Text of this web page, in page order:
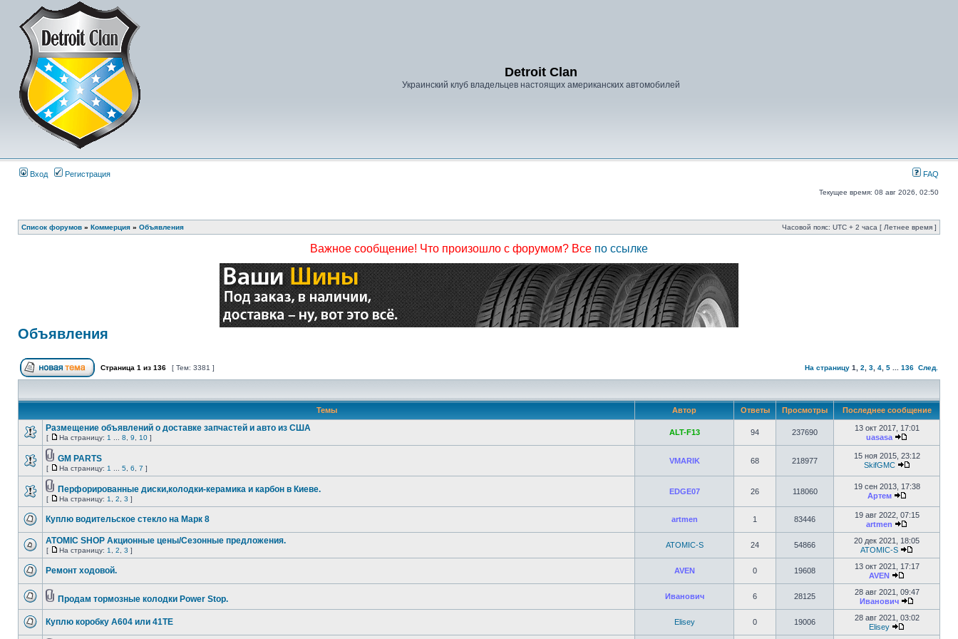
Detroit Clan
Украинский клуб владельцев настоящих американских автомобилей
Вход Регистрация FAQ
Текущее время: 08 авг 2026, 02:50
Список форумов » Коммерция » Объявления Часовой пояс: UTC + 2 часа [ Летнее время ]
Важное сообщение! Что произошло с форумом? Все по ссылке
Объявления
Страница 1 из 136 [ Тем: 3381 ] На страницу 1 2 3 4 5 136 След.
Темы Автор Ответы Просмотры Последнее сообщение
Размещение объявлений о доставке запчастей и авто из США
[ На страницу: 1 8 9 10 ]
ALT-F13 94 237690
13 окт 2017, 17:01
uasasa
GM PARTS
[ На страницу: 1 5 6 7 ]
VMARIK 68 218977
15 ноя 2015, 23:12
SkifGMC
Перфорированные диски,колодки-керамика и карбон в Киеве.
[ На страницу: 1 2 3 ]
EDGE07 26 118060
19 сен 2013, 17:38
Артем
Куплю водительское стекло на Марк 8 artmen 1 83446
19 авг 2022, 07:15
artmen
ATOMIC SHOP Акционные цены/Сезонные предложения.
[ На страницу: 1 2 3 ]
ATOMIC-S 24 54866
20 дек 2021, 18:05
ATOMIC-S
Ремонт ходовой. AVEN 0 19608
13 окт 2021, 17:17
AVEN
Продам тормозные колодки Power Stop. Иванович 6 28125
28 авг 2021, 09:47
Иванович
Куплю коробку А604 или 41ТЕ Elisey 0 19006
28 авг 2021, 03:02
Elisey